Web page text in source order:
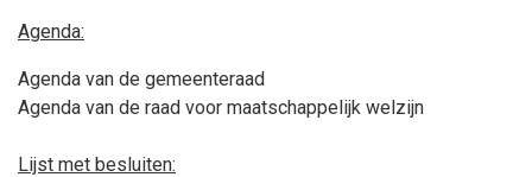
Agenda:
Agenda van de gemeenteraad
Agenda van de raad voor maatschappelijk welzijn
Lijst met besluiten: